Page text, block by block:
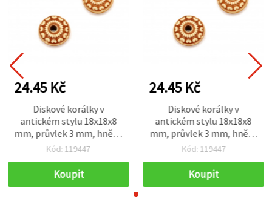
24.45 Kč
Diskové korálky v
antickém stylu 18x18x8
mm, průvlek 3 mm, hnědé
- 50 g (~33 ks)
Kód: 119447
Koupit
24.45 Kč
Diskové korálky v
antickém stylu 18x18x8
mm, průvlek 3 mm, hnědé
- 50 g (~33 ks)
Kód: 119447
Koupit